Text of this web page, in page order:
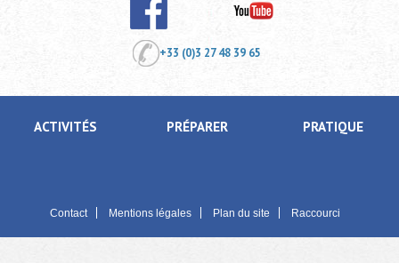
+33 (0)3 27 48 39 65
ACTIVITÉS PRÉPARER PRATIQUE
Contact Mentions légales Plan du site Raccourci